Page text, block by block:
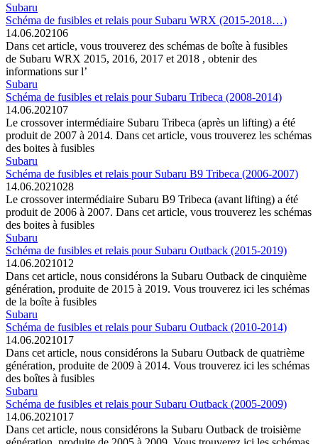
Subaru
Schéma de fusibles et relais pour Subaru WRX (2015-2018…)
14.06.202106
Dans cet article, vous trouverez des schémas de boîte à fusibles
de Subaru WRX 2015, 2016, 2017 et 2018 , obtenir des
informations sur l’
Subaru
Schéma de fusibles et relais pour Subaru Tribeca (2008-2014)
14.06.202107
Le crossover intermédiaire Subaru Tribeca (après un lifting) a été
produit de 2007 à 2014. Dans cet article, vous trouverez les schémas
des boites à fusibles
Subaru
Schéma de fusibles et relais pour Subaru B9 Tribeca (2006-2007)
14.06.2021028
Le crossover intermédiaire Subaru B9 Tribeca (avant lifting) a été
produit de 2006 à 2007. Dans cet article, vous trouverez les schémas
des boites à fusibles
Subaru
Schéma de fusibles et relais pour Subaru Outback (2015-2019)
14.06.2021012
Dans cet article, nous considérons la Subaru Outback de cinquième
génération, produite de 2015 à 2019. Vous trouverez ici les schémas
de la boîte à fusibles
Subaru
Schéma de fusibles et relais pour Subaru Outback (2010-2014)
14.06.2021017
Dans cet article, nous considérons la Subaru Outback de quatrième
génération, produite de 2009 à 2014. Vous trouverez ici les schémas
des boîtes à fusibles
Subaru
Schéma de fusibles et relais pour Subaru Outback (2005-2009)
14.06.2021017
Dans cet article, nous considérons la Subaru Outback de troisième